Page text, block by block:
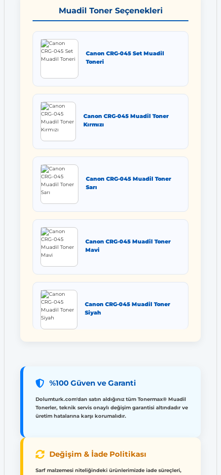
Muadil Toner Seçenekleri
Canon CRG-045 Set Muadil
Toneri
Canon CRG-045 Muadil Toner
Kırmızı
Canon CRG-045 Muadil Toner
Sarı
Canon CRG-045 Muadil Toner
Mavi
Canon CRG-045 Muadil Toner
Siyah
%100 Güven ve Garanti
Dolumturk.com'dan satın aldığınız tüm Tonermax® Muadil
Tonerler, teknik servis onaylı değişim garantisi altındadır ve
üretim hatalarına karşı korumalıdır.
Değişim & İade Politikası
Sarf malzemesi niteliğindeki ürünlerimizde iade süreçleri,